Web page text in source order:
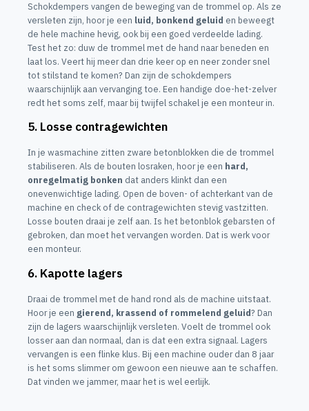
Schokdempers vangen de beweging van de trommel op. Als ze
versleten zijn, hoor je een luid, bonkend geluid en beweegt
de hele machine hevig, ook bij een goed verdeelde lading.
Test het zo: duw de trommel met de hand naar beneden en
laat los. Veert hij meer dan drie keer op en neer zonder snel
tot stilstand te komen? Dan zijn de schokdempers
waarschijnlijk aan vervanging toe. Een handige doe-het-zelver
redt het soms zelf, maar bij twijfel schakel je een monteur in.
5. Losse contragewichten
In je wasmachine zitten zware betonblokken die de trommel
stabiliseren. Als de bouten losraken, hoor je een hard,
onregelmatig bonken dat anders klinkt dan een
onevenwichtige lading. Open de boven- of achterkant van de
machine en check of de contragewichten stevig vastzitten.
Losse bouten draai je zelf aan. Is het betonblok gebarsten of
gebroken, dan moet het vervangen worden. Dat is werk voor
een monteur.
6. Kapotte lagers
Draai de trommel met de hand rond als de machine uitstaat.
Hoor je een gierend, krassend of rommelend geluid? Dan
zijn de lagers waarschijnlijk versleten. Voelt de trommel ook
losser aan dan normaal, dan is dat een extra signaal. Lagers
vervangen is een flinke klus. Bij een machine ouder dan 8 jaar
is het soms slimmer om gewoon een nieuwe aan te schaffen.
Dat vinden we jammer, maar het is wel eerlijk.